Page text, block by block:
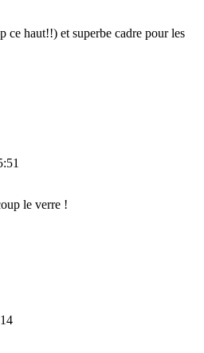
ce haut!!) et superbe cadre pour les
le verre !